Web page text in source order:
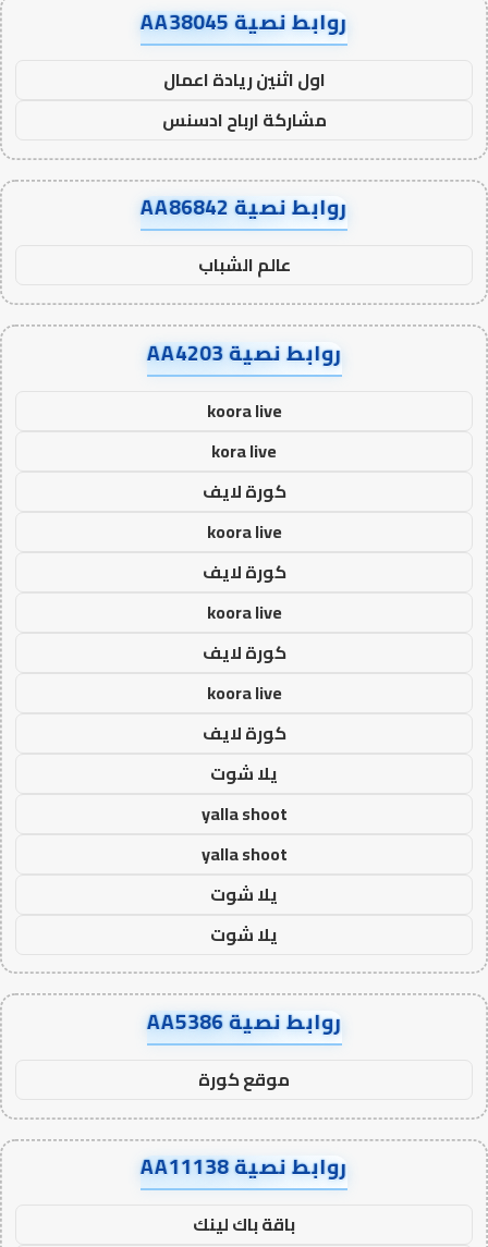
روابط نصية AA38045
اول اثنين ريادة اعمال
مشاركة ارباح ادسنس
روابط نصية AA86842
عالم الشباب
روابط نصية AA4203
koora live
kora live
كورة لايف
koora live
كورة لايف
koora live
كورة لايف
koora live
كورة لايف
يلا شوت
yalla shoot
yalla shoot
يلا شوت
يلا شوت
روابط نصية AA5386
موقع كورة
روابط نصية AA11138
باقة باك لينك